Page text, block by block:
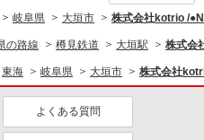
岐阜県 大垣市 株式会社kotrio /
の路線 樽見鉄道 大垣駅 株式会
東海 岐阜県 大垣市 株式会社
よくある質問